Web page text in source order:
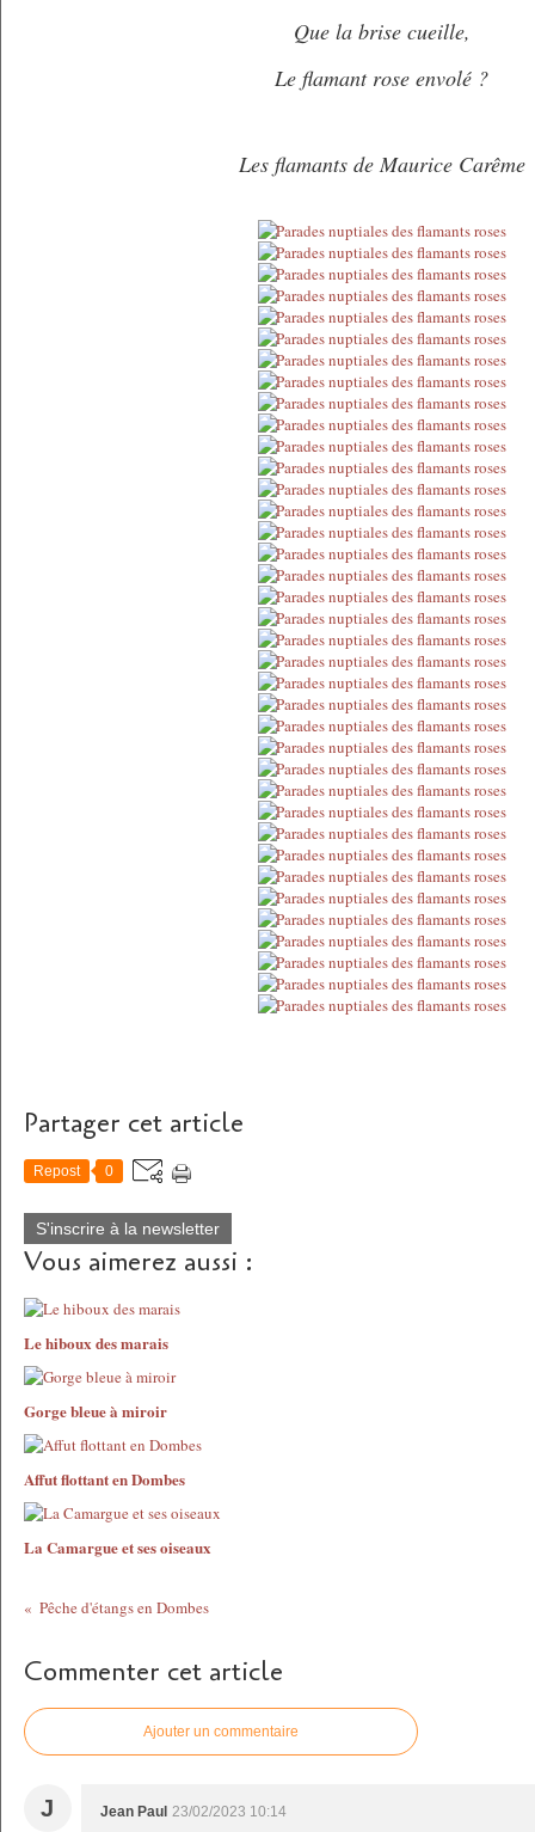
Que la brise cueille,
Le flamant rose envolé ?
Les flamants de Maurice Carême
Partager cet article
Repost 0
S'inscrire à la newsletter
Vous aimerez aussi :
Le hiboux des marais
Gorge bleue à miroir
Affut flottant en Dombes
La Camargue et ses oiseaux
Pêche d'étangs en Dombes
Commenter cet article
Ajouter un commentaire
J Jean Paul 23/02/2023 10:14